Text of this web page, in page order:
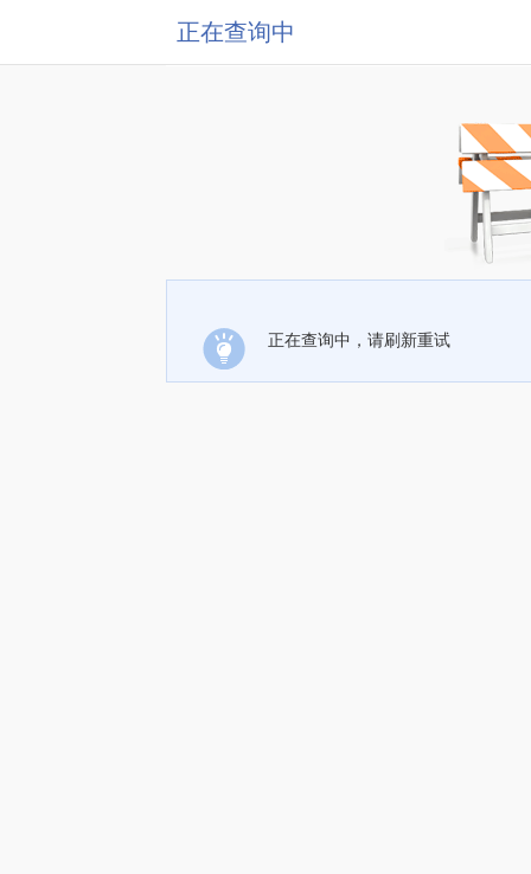
正在查询中
正在查询中，请刷新重试